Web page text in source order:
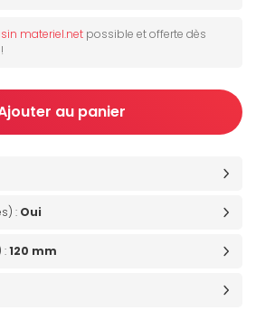
materiel.net possible et offerte dès
au panier
: Oui
:120 mm